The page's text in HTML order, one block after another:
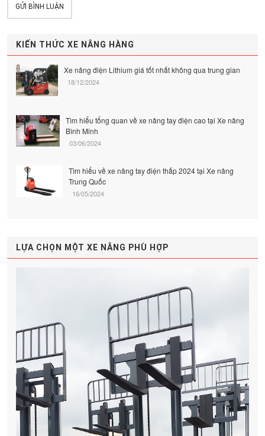
GỬI BÌNH LUẬN
KIẾN THỨC XE NÂNG HÀNG
Xe nâng điện Lithium giá tốt nhất không qua trung gian
18/12/2024
Tìm hiểu tổng quan về xe nâng tay điện cao tại Xe nâng
Bình Minh
03/06/2024
Tìm hiểu về xe nâng tay điện thấp 2024 tại Xe nâng
Trung Quốc
16/05/2024
LỰA CHỌN MỘT XE NÂNG PHÙ HỢP